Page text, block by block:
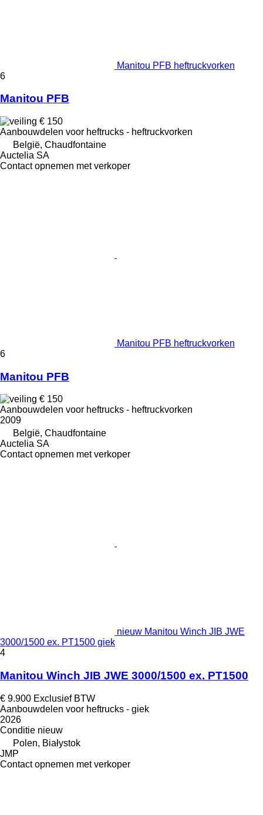
Manitou PFB heftruckvorken
6
Manitou PFB
€ 150
Aanbouwdelen voor heftrucks - heftruckvorken
België, Chaudfontaine
Auctelia SA
Contact opnemen met verkoper
Manitou PFB heftruckvorken
6
Manitou PFB
€ 150
Aanbouwdelen voor heftrucks - heftruckvorken
2009
België, Chaudfontaine
Auctelia SA
Contact opnemen met verkoper
nieuw Manitou Winch JIB JWE
3000/1500 ex. PT1500 giek
4
Manitou Winch JIB JWE 3000/1500 ex. PT1500
€ 9.900 Exclusief BTW
Aanbouwdelen voor heftrucks - giek
2026
Conditie nieuw
Polen, Białystok
JMP
Contact opnemen met verkoper